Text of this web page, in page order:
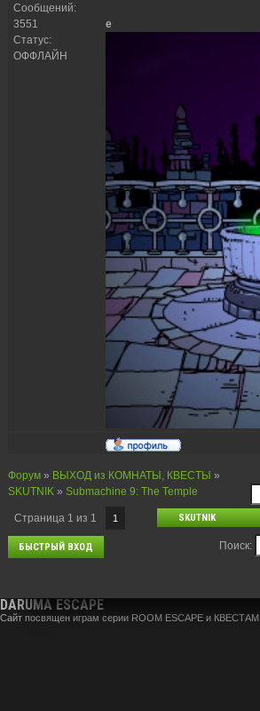
Сообщений:
3551
Статус:
ОФФЛАЙН
e
Форум » ВЫХОД из КОМНАТЫ, КВЕСТЫ »
SKUTNIK » Submachine 9: The Temple
Страница 1 из 1 1
Поиск:
DARUMA ESCAPE
Сайт посвящен играм серии ROOM ESCAPE и КВЕСТАМ